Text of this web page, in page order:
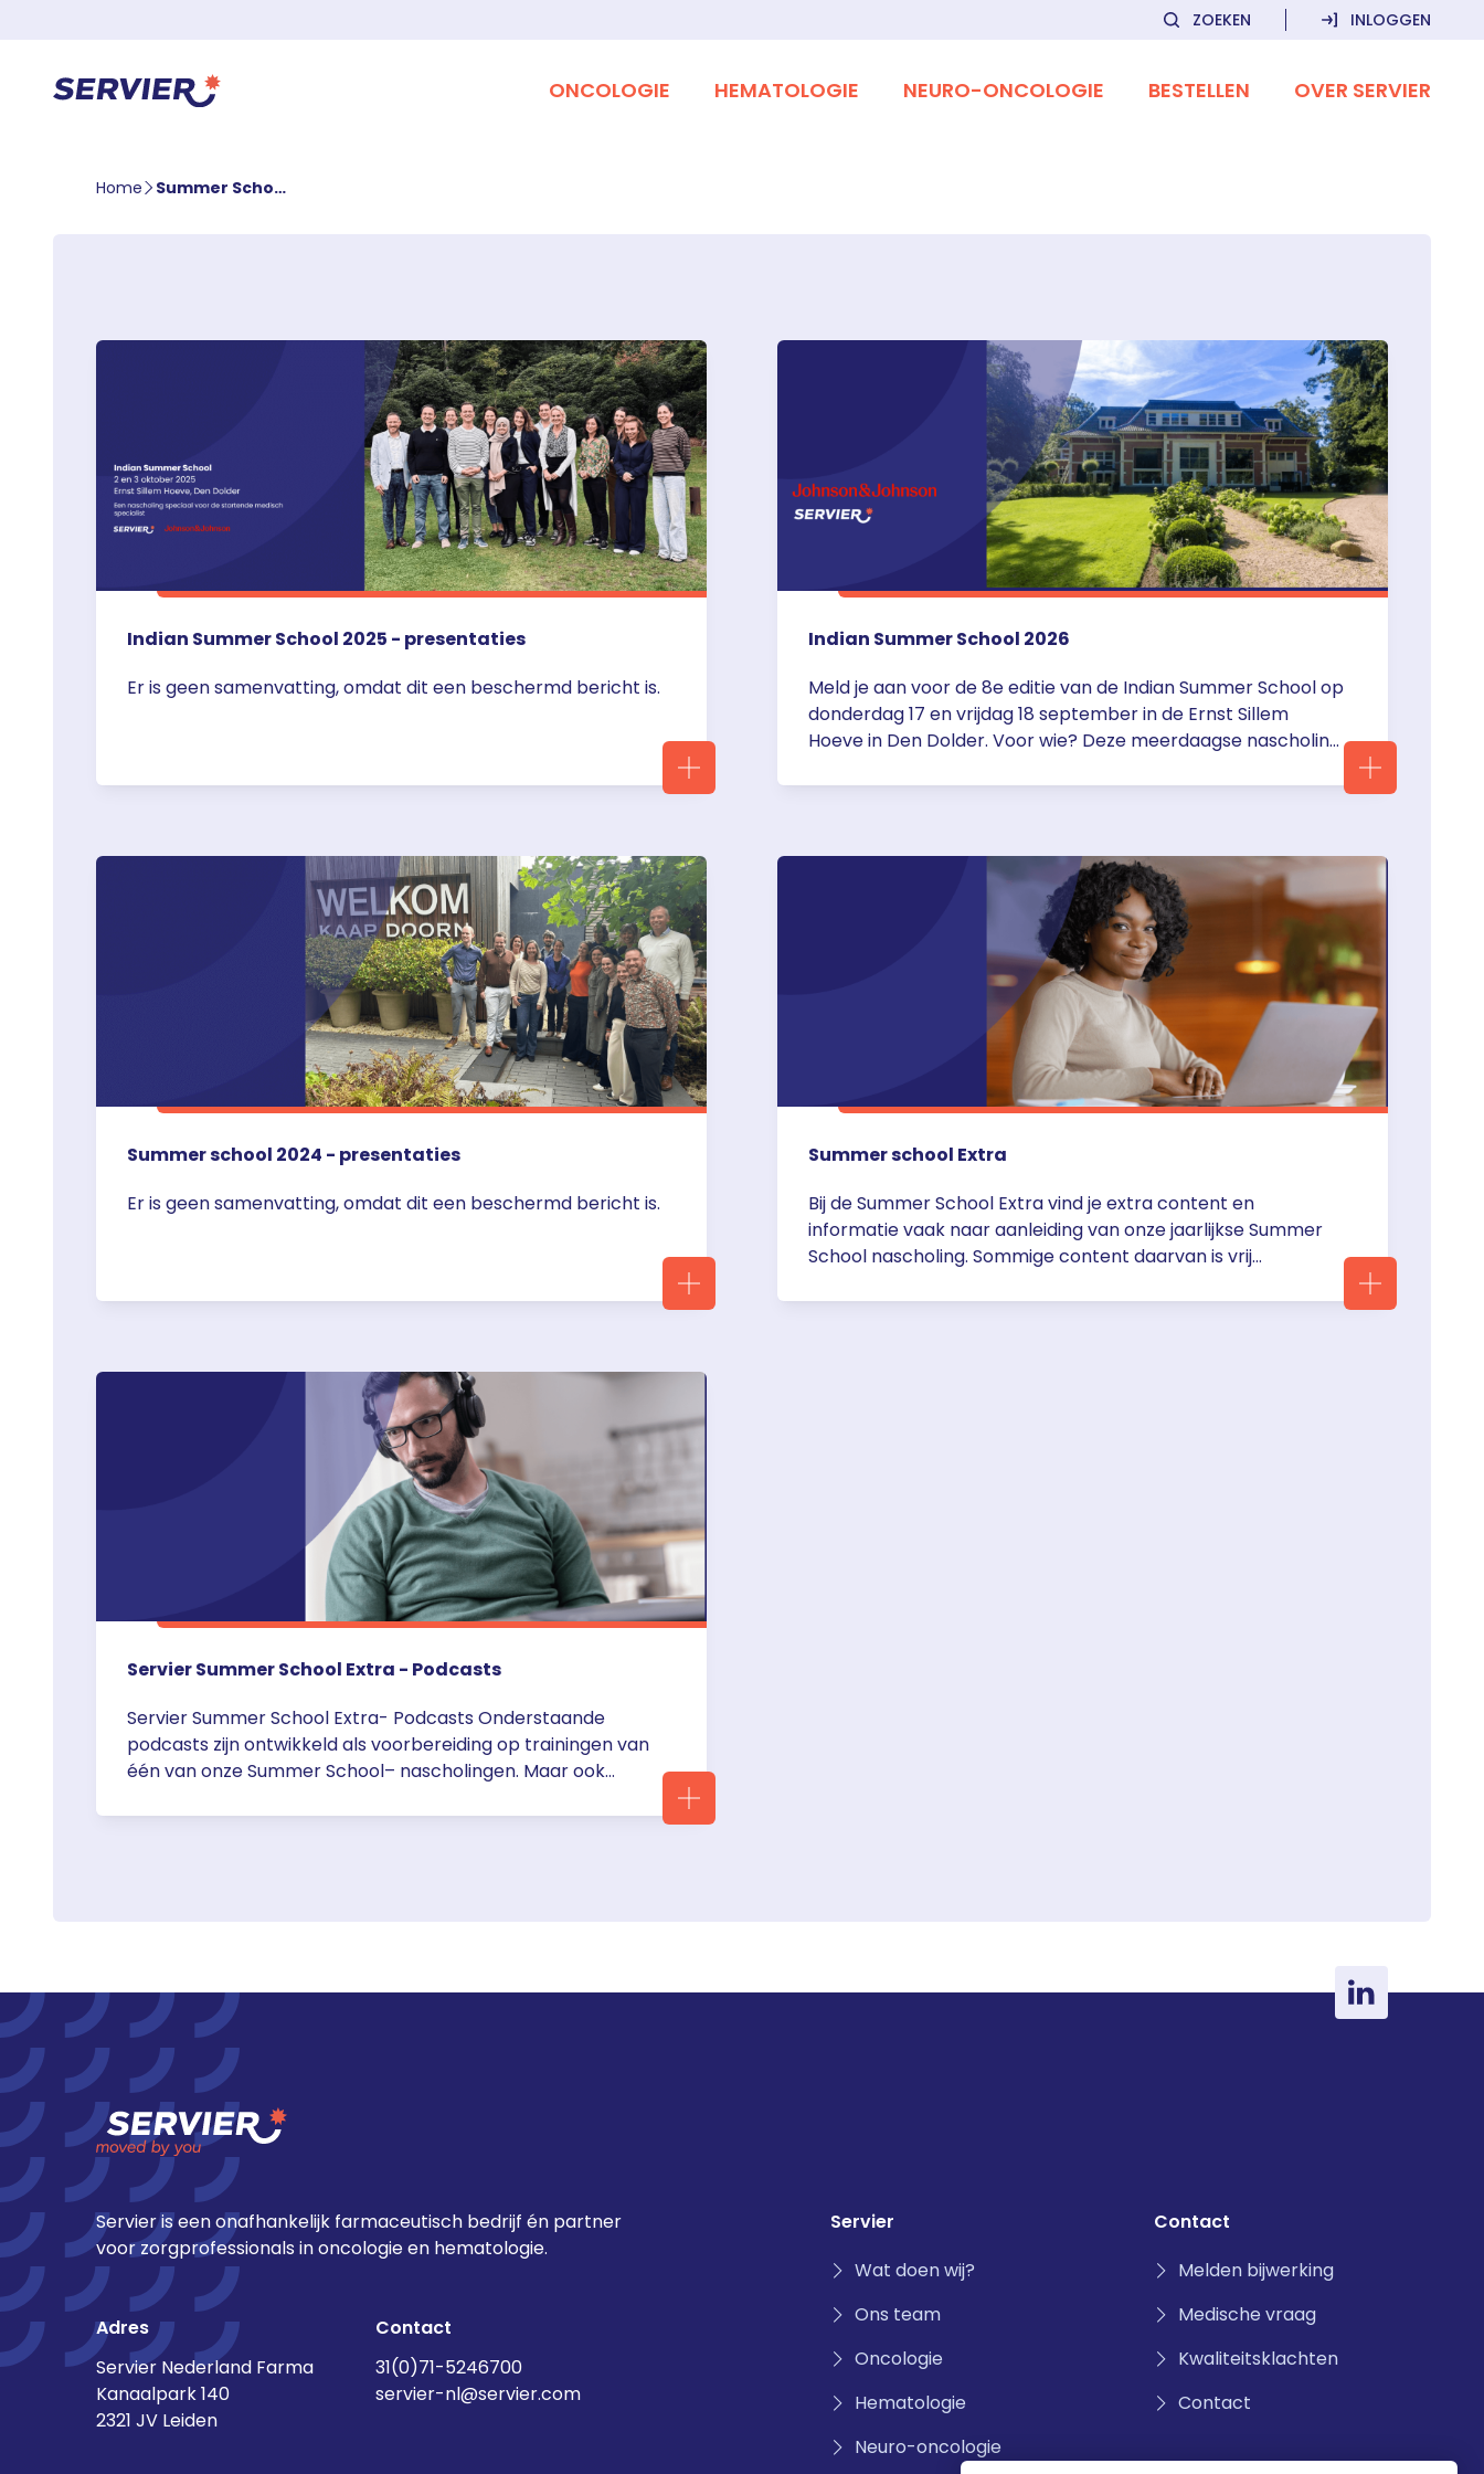
ZOEKEN INLOGGEN
ONCOLOGIE HEMATOLOGIE NEURO-ONCOLOGIE BESTELLEN OVER SERVIER
Home Summer School
Indian Summer School 2025 - presentaties
Er is geen samenvatting, omdat dit een beschermd bericht is.
Indian Summer School 2026
Meld je aan voor de 8e editie van de Indian Summer School op
donderdag 17 en vrijdag 18 september in de Ernst Sillem
Hoeve in Den Dolder. Voor wie? Deze meerdaagse nascholing
oncologen, kinderoncologen en neuro-oncologen (jonge
summer-school-2026/">Continued</a>
Summer school 2024 - presentaties
Er is geen samenvatting, omdat dit een beschermd bericht is.
Summer school Extra
Bij de Summer School Extra vind je extra content en
informatie vaak naar aanleiding van onze jaarlijkse Summer
School nascholing. Sommige content daarvan is vrij
even registreren.
Servier Summer School Extra - Podcasts
Servier Summer School Extra- Podcasts Onderstaande
podcasts zijn ontwikkeld als voorbereiding op trainingen van
één van onze Summer School– nascholingen. Maar ook
bepaalde onderwerpen (inclusief recente updates) nog eens
Servier is een onafhankelijk farmaceutisch bedrijf én partner
voor zorgprofessionals in oncologie en hematologie.
Adres
Servier Nederland Farma
Kanaalpark 140
2321 JV Leiden
Contact
31(0)71-5246700
servier-nl@servier.com
Servier
Wat doen wij?
Ons team
Oncologie
Hematologie
Neuro-oncologie
Contact
Melden bijwerking
Medische vraag
Kwaliteitsklachten
Contact